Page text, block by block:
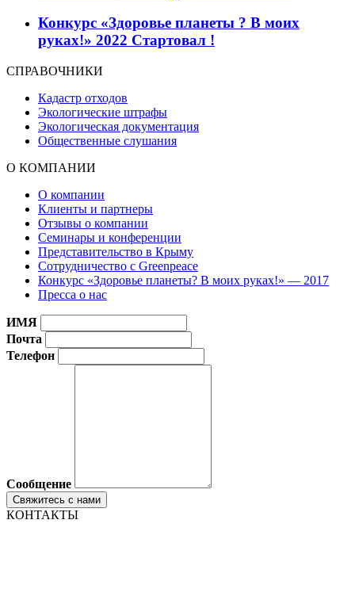
Конкурс «Здоровье планеты ? В моих
руках!» 2022 Стартовал !
СПРАВОЧНИКИ
Кадастр отходов
Экологические штрафы
Экологическая документация
Общественные слушания
О КОМПАНИИ
О компании
Клиенты и партнеры
Отзывы о компании
Семинары и конференции
Представительство в Крыму
Сотрудничество с Greenpeace
Конкурс «Здоровье планеты? В моих руках!» — 2017
Пресса о нас
ИМЯ
Почта
Телефон
Сообщение
КОНТАКТЫ